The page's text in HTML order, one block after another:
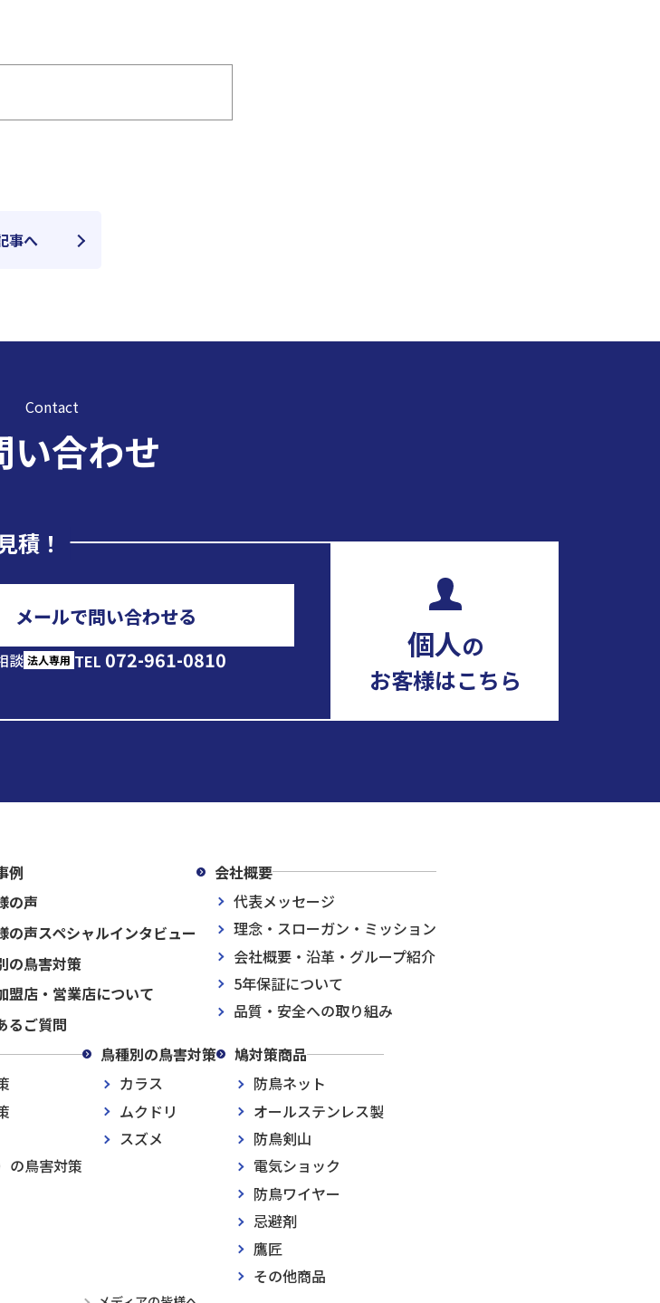
事へ
Contact
い合わせ
積！
メールで問い合わせる
談 法人専用 TEL 072-961-0810 個人の
お客様はこちら
例
の声
の声スペシャルインタビュー
の鳥害対策
盟店・営業店について
るご質問
会社概要
代表メッセージ
理念・スローガン・ミッション
会社概要・沿革・グループ紹介
5年保証について
品質・安全への取り組み
の鳥害対策
鳥種別の鳥害対策
カラス
ムクドリ
スズメ
鳩対策商品
防鳥ネット
オールステンレス製
防鳥剣山
電気ショック
防鳥ワイヤー
忌避剤
鷹匠
その他商品